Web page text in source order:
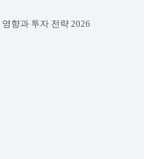
향과 투자 전략 2026